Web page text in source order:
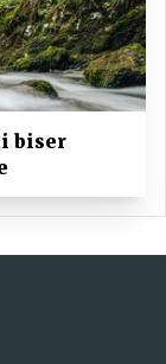
biser